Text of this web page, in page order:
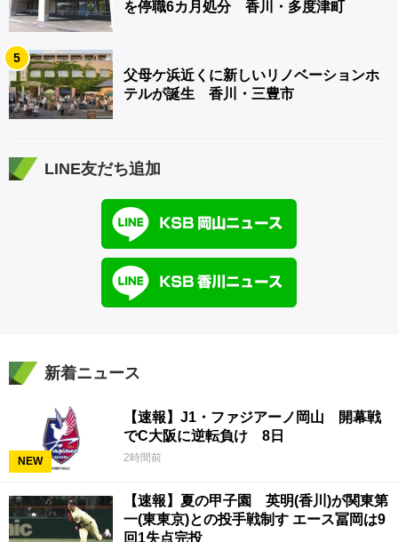
を停職6カ月処分 香川・多度津町
5
父母ケ浜近くに新しいリノベーションホ
テルが誕生 香川・三豊市
LINE友だち追加
新着ニュース
NEW
【速報】J1・ファジアーノ岡山 開幕戦
でC大阪に逆転負け 8日
2時間前
【速報】夏の甲子園 英明(香川)が関東第
一(東東京)との投手戦制す エース冨岡は9
回1失点完投